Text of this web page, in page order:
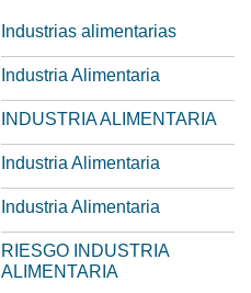
Industrias alimentarias
Industria Alimentaria
INDUSTRIA ALIMENTARIA
Industria Alimentaria
Industria Alimentaria
RIESGO INDUSTRIA
ALIMENTARIA